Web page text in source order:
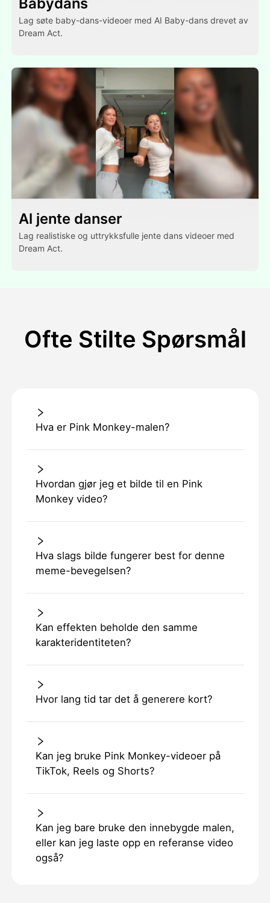
Lag søte baby-dans-videoer med AI Baby-dans drevet av
Dream Act.
Al jente danser
Lag realistiske og uttrykksfulle jente dans videoer med
Dream Act.
Ofte Stilte Spørsmål
Hva er Pink Monkey-malen?
Hvordan gjør jeg et bilde til en Pink
Monkey video?
Hva slags bilde fungerer best for denne
meme-bevegelsen?
Kan effekten beholde den samme
karakteridentiteten?
Hvor lang tid tar det å generere kort?
Kan jeg bruke Pink Monkey-videoer på
TikTok, Reels og Shorts?
Kan jeg bare bruke den innebygde malen,
eller kan jeg laste opp en referanse video
også?